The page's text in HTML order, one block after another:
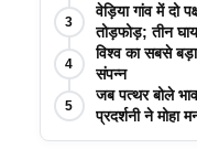
साथ अकादमिक
दिवसीय
3
वेड़िया गांव में दो
तोड़फोड़; तीन
4
विश्व का सबसे
संपन्न
5
जब पत्थर बोले
प्रदर्शनी ने मोहा